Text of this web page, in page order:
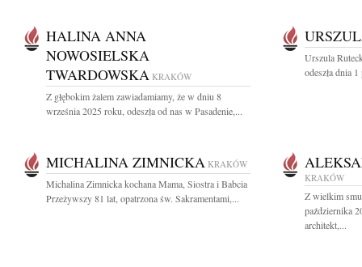
HALINA ANNA
NOWOSIELSKA
TWARDOWSKA KRAKÓW
Z głębokim żalem zawiadamiamy, że w dniu 8
września 2025 roku, odeszła od nas w Pasadenie,...
Urszula
odeszła dnia
MICHALINA ZIMNICKA KRAKÓW
Michalina Zimnicka kochana Mama, Siostra i Babcia
Przeżywszy 81 lat, opatrzona św. Sakramentami,...
KRAKÓW
Z wielkim
października
architekt,...